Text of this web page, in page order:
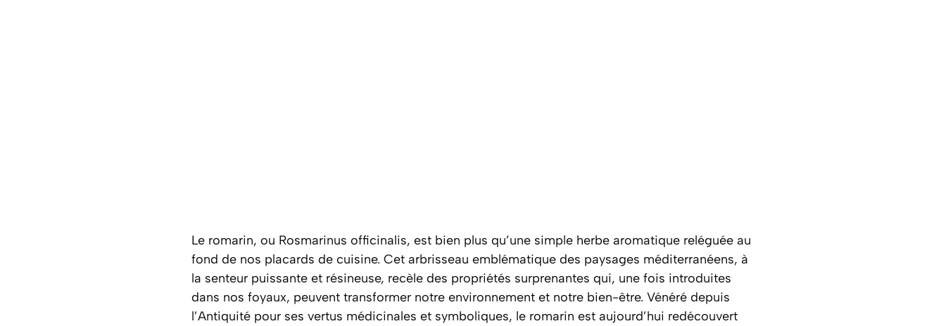
Le romarin, ou Rosmarinus officinalis, est bien plus qu’une simple herbe aromatique reléguée au
fond de nos placards de cuisine. Cet arbrisseau emblématique des paysages méditerranéens, à
la senteur puissante et résineuse, recèle des propriétés surprenantes qui, une fois introduites
dans nos foyaux, peuvent transformer notre environnement et notre bien-être. Vénéré depuis
l’Antiquité pour ses vertus médicinales et symboliques, le romarin est aujourd’hui redécouvert